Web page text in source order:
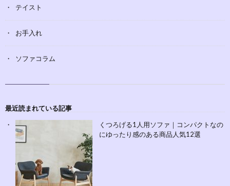
テイスト
お手入れ
ソファコラム
最近読まれている記事
くつろげる1人用ソファ｜コンパクトなの
にゆったり感のある商品人気12選